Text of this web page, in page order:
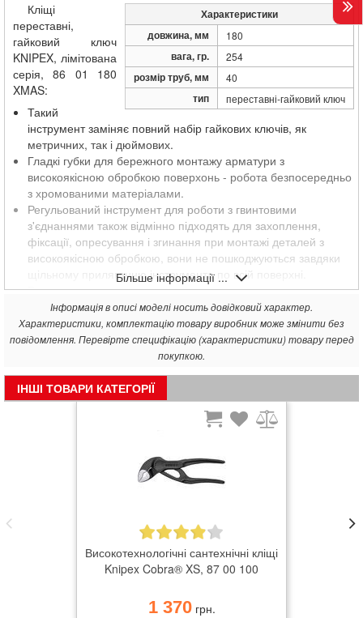
Характеристики
довжина, мм
180
вага, гр. 254
розмір труб, мм 40
тип переставні-гайковий ключ
Кліщі
переставні,
гайковий ключ
KNIPEX, лімітована
серія, 86 01 180
XMAS:
Такий
інструмент заміняє повний набір гайкових ключів, як
метричних, так і дюймових.
Гладкі губки для бережного монтажу арматури з
високоякісною обробкою поверхонь - робота безпосередньо
з хромованими матеріалами.
Регульований інструмент для роботи з гвинтовими
з'єднаннями також відмінно підходять для захоплення,
фіксації, опресування і згинання при монтажі деталей з
високоякісною обробкою, вони не пошкоджуються завдяки
щільному приляганню інструмента по всій поверхні.
Регулювання прямо на деталі простим натисканням кнопки.
Плавна установка потрібного розміру ключа в робочому
діапазоні за рахунок паралельного ходу губок.
Надійна фіксація шарніра, випадкова перестановка
Зазор між захватними площинами дозволяє швидко
закручувати та відкручувати гвинтові з'єднання за принципом
храпового ключа.
Високе зусилля фіксації за допомогою 10-кратного
З розмірною шкалою для попередньої установки ширини
окремо від заготовки.
Більше інформації ...
Інформація в описі моделі носить довідковий характер.
Характеристики, комплектацію товару виробник може змінити без
повідомлення. Перевірте специфікацію (характеристики) товару перед
покупкою.
ІНШІ ТОВАРИ КАТЕГОРІЇ
Високотехнологічні сантехнічні кліщі
Knipex Cobra® XS, 87 00 100
1 370грн.